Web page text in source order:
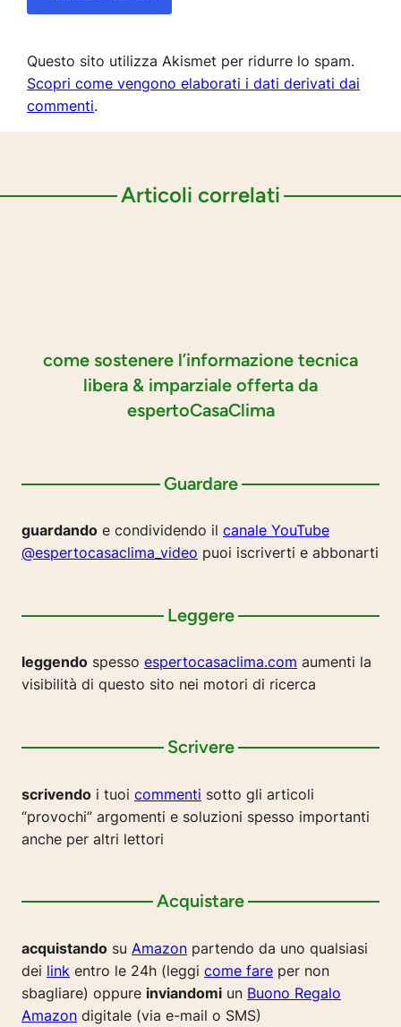
Questo sito utilizza Akismet per ridurre lo spam.
Scopri come vengono elaborati i dati derivati dai
commenti.
Articoli correlati
come sostenere l’informazione tecnica
libera & imparziale offerta da
espertoCasaClima
Guardare
guardando e condividendo il canale YouTube
@espertocasaclima_video puoi iscriverti e abbonarti
Leggere
leggendo spesso espertocasaclima.com aumenti la
visibilità di questo sito nei motori di ricerca
Scrivere
scrivendo i tuoi commenti sotto gli articoli
“provochi” argomenti e soluzioni spesso importanti
anche per altri lettori
Acquistare
acquistando su Amazon partendo da uno qualsiasi
dei link entro le 24h (leggi come fare per non
sbagliare) oppure inviandomi un Buono Regalo
Amazon digitale (via e-mail o SMS)